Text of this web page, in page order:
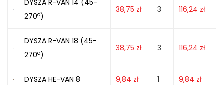
DYSZA R-VAN 14 (45-
270o)
38,75 zł 3 116,24 zł
DYSZA R-VAN 18 (45-
270o)
38,75 zł 3 116,24 zł
DYSZA HE-VAN 8 9,84 zł 1 9,84 zł